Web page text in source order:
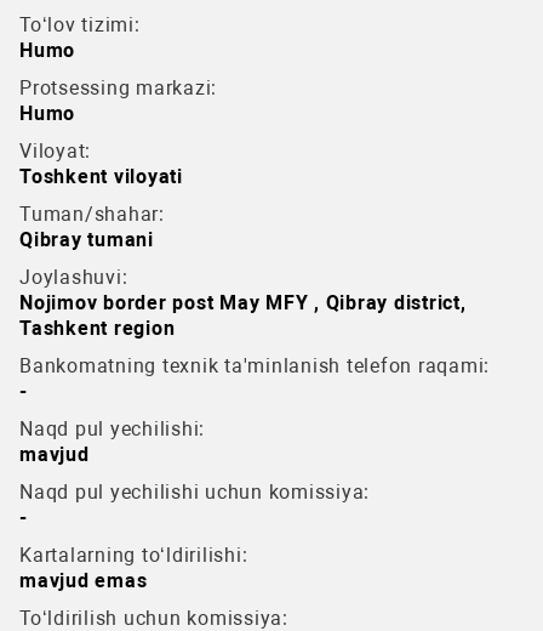
To‘lov tizimi:
Humo
Protsessing markazi:
Humo
Viloyat:
Toshkent viloyati
Tuman/shahar:
Qibray tumani
Joylashuvi:
Nojimov border post May MFY , Qibray district,
Tashkent region
Bankomatning texnik ta'minlanish telefon raqami:
-
Naqd pul yechilishi:
mavjud
Naqd pul yechilishi uchun komissiya:
-
Kartalarning to‘ldirilishi:
mavjud emas
To‘ldirilish uchun komissiya: